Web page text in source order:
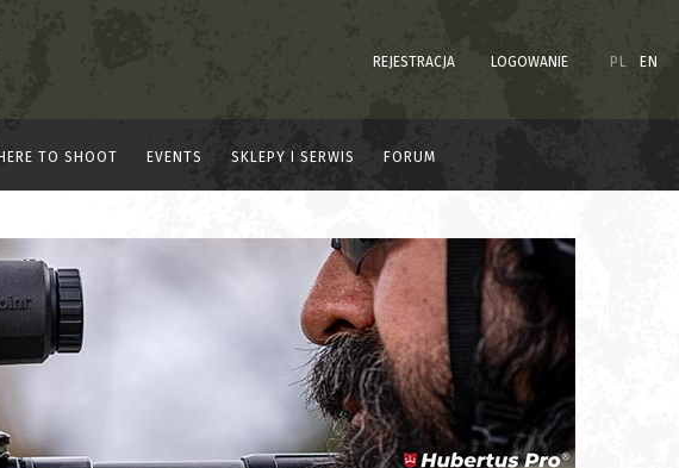
REJESTRACJA LOGOWANIE PL EN
TO SHOOT EVENTS SKLEPY I SERWIS FORUM